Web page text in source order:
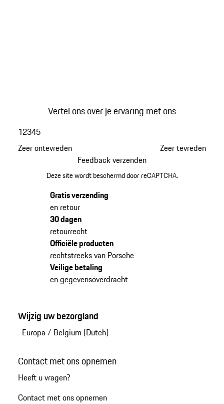
Vertel ons over je ervaring met ons
Zeer ontevreden
12345
Zeer tevreden
Feedback verzenden
Deze site wordt beschermd door reCAPTCHA.
Gratis verzending
en retour
30 dagen
retourrecht
Officiële producten
rechtstreeks van Porsche
Veilige betaling
en gegevensoverdracht
Wijzig uw bezorgland
Europa / Belgium (Dutch)
Contact met ons opnemen
Heeft u vragen?
Contact met ons opnemen